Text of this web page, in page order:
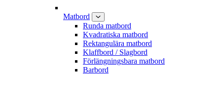
Matbord
Runda matbord
Kvadratiska matbord
Rektangulära matbord
Klaffbord / Slagbord
Förlängningsbara matbord
Barbord